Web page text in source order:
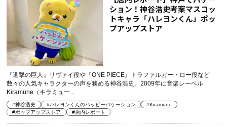
ション！神谷浩史考案マスコッ
トキャラ「ハレヨンくん」ポッ
プアップストア
『進撃の巨人』リヴァイ役や『ONE PIECE』トラファルガー・ロー役など
数々の人気キャラクターの声を務める神谷浩史。2009年に音楽レーベル
Kiramune（キラミュー...
#神谷浩史 #ハレヨンくんのハッピーバケーション
#Kiramune
#ポップアップストア
#店内レポート